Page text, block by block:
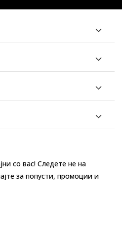
со вас! Следете не на
за попусти, промоции и